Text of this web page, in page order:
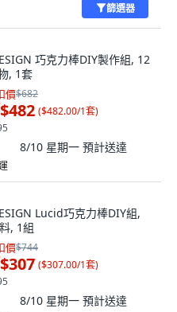
篩選器
巧克力棒DIY製作組, 12
, 1套
價$682
$482 ($482.00/1套)
8/10 星期一 預計送達
Lucid巧克力棒DIY組,
, 1組
價$744
$307 ($307.00/1套)
8/10 星期一 預計送達